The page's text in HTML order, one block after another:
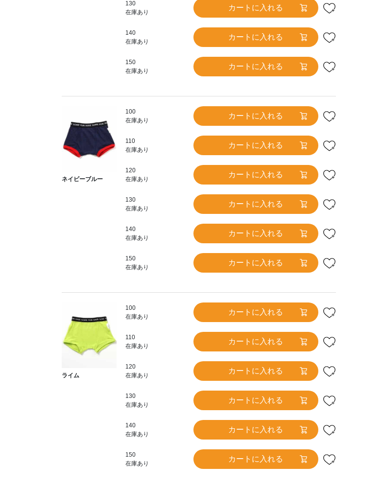
130
在庫あり
カートに入れる
140
在庫あり
カートに入れる
150
在庫あり
カートに入れる
ネイビーブルー
100
在庫あり
カートに入れる
110
在庫あり
カートに入れる
120
在庫あり
カートに入れる
130
在庫あり
カートに入れる
140
在庫あり
カートに入れる
150
在庫あり
カートに入れる
ライム
100
在庫あり
カートに入れる
110
在庫あり
カートに入れる
120
在庫あり
カートに入れる
130
在庫あり
カートに入れる
140
在庫あり
カートに入れる
150
在庫あり
カートに入れる